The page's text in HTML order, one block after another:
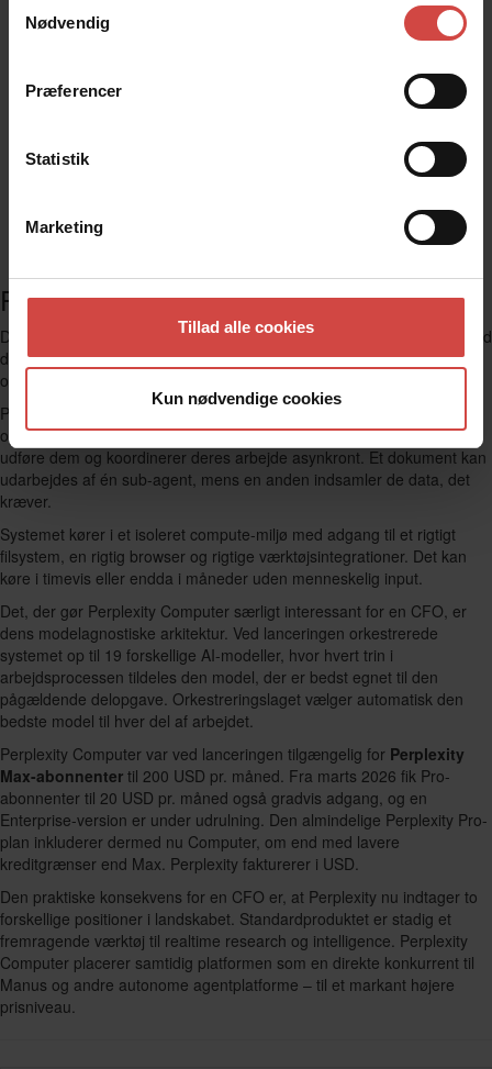
Nødvendig
Præferencer
Statistik
Marketing
Tillad alle cookies
Kun nødvendige cookies
Perplexity Computer
Den 25. februar 2026 lancerede PerplexityPerplexity Computer
. Med
den bevægede platformen sig tydeligt fra research-enden af spektret
over mod den autonome agent-ende.
Perplexity Computer er et multi-model orkestreringssystem, der
opdeler et mål i opgaver og delopgaver, skaber sub-agenter til at
udføre dem og koordinerer deres arbejde asynkront. Et dokument kan
udarbejdes af én sub-agent, mens en anden indsamler de data, det
kræver.
Systemet kører i et isoleret compute-miljø med adgang til et rigtigt
filsystem, en rigtig browser og rigtige værktøjsintegrationer. Det kan
køre i timevis eller endda i måneder uden menneskelig input.
Det, der gør Perplexity Computer særligt interessant for en CFO, er
dens modelagnostiske arkitektur. Ved lanceringen orkestrerede
systemet op til 19 forskellige AI-modeller, hvor hvert trin i
arbejdsprocessen tildeles den model, der er bedst egnet til den
pågældende delopgave. Orkestreringslaget vælger automatisk den
bedste model til hver del af arbejdet.
Perplexity Computer var ved lanceringen tilgængelig for Perplexity
Max-abonnenter til 200 USD pr. måned. Fra marts 2026 fik Pro-
abonnenter til 20 USD pr. måned også gradvis adgang, og en
Enterprise-version er under udrulning. Den almindelige Perplexity Pro-
plan inkluderer dermed nu Computer, om end med lavere
kreditgrænser end Max. Perplexity fakturerer i USD.
Den praktiske konsekvens for en CFO er, at Perplexity nu indtager to
forskellige positioner i landskabet. Standardproduktet er stadig et
fremragende værktøj til realtime research og intelligence. Perplexity
Computer placerer samtidig platformen som en direkte konkurrent til
Manus og andre autonome agentplatforme – til et markant højere
prisniveau.